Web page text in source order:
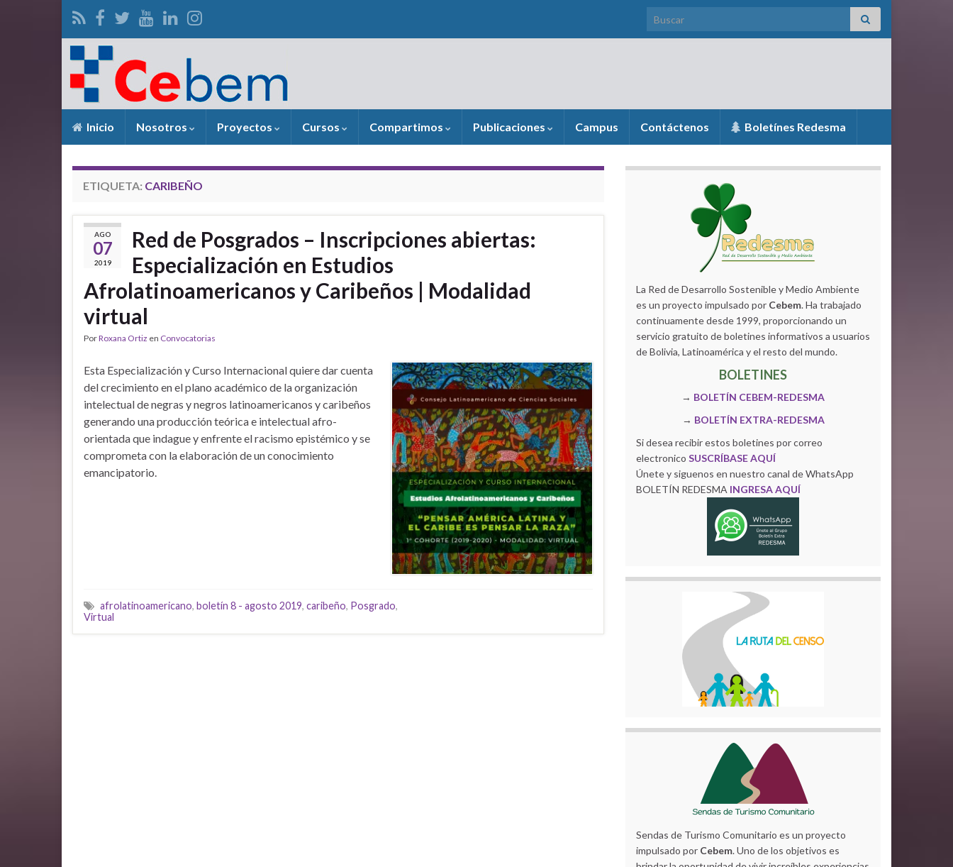
Search for:
Inicio Nosotros Proyectos Cursos Compartimos Publicaciones Campus Contáctenos Boletínes Redesma
ETIQUETA: CARIBEÑO
AGO
07
2019
Red de Posgrados – Inscripciones abiertas:
Especialización en Estudios
Afrolatinoamericanos y Caribeños | Modalidad
virtual
PorRoxana Ortiz en Convocatorias
Esta Especialización y Curso Internacional quiere dar cuenta
del crecimiento en el plano académico de la organización
intelectual de negras y negros latinoamericanos y caribeños
generando una producción teórica e intelectual afro-
orientada que indague y enfrente el racismo epistémico y se
comprometa con la elaboración de un conocimiento
emancipatorio.
afrolatinoamericano, boletín 8 - agosto 2019, caribeño, Posgrado,
Virtual
La Red de Desarrollo Sostenible y Medio Ambiente
es un proyecto impulsado por Cebem. Ha trabajado
continuamente desde 1999, proporcionando un
servicio gratuito de boletines informativos a usuarios
de Bolivia, Latinoamérica y el resto del mundo.
BOLETINES
→ BOLETÍN CEBEM-REDESMA
→ BOLETÍN EXTRA-REDESMA
Si desea recibir estos boletines por correo
electronico SUSCRÍBASE AQUÍ
Únete y siguenos en nuestro canal de WhatsApp
BOLETÍN REDESMA INGRESA AQUÍ
Sendas de Turismo Comunitario es un proyecto
impulsado por Cebem. Uno de los objetivos es